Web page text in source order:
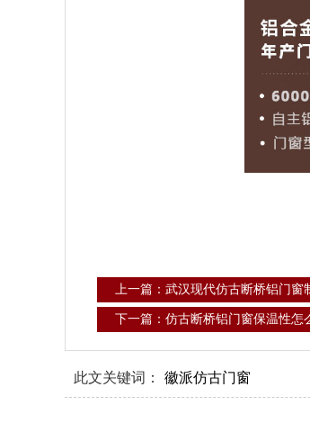
上一篇：武汉现代仿古断桥铝门
下一篇：仿古断桥铝门窗保温性怎
此文关键词： 徽派仿古门窗